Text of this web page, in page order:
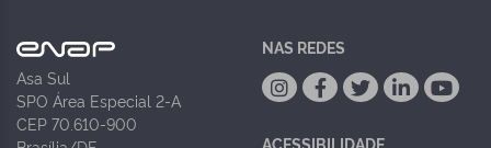
Asa Sul
SPO Área Especial 2-A
CEP 70.610-900
NAS REDES
ACESSIBILIDADE